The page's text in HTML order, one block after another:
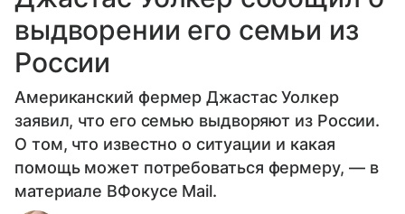
выдворении его семьи из
России
Американский фермер Джастас Уолкер
заявил, что его семью выдворяют из России.
О том, что известно о ситуации и какая
помощь может потребоваться фермеру, — в
материале ВФокусе Mail.